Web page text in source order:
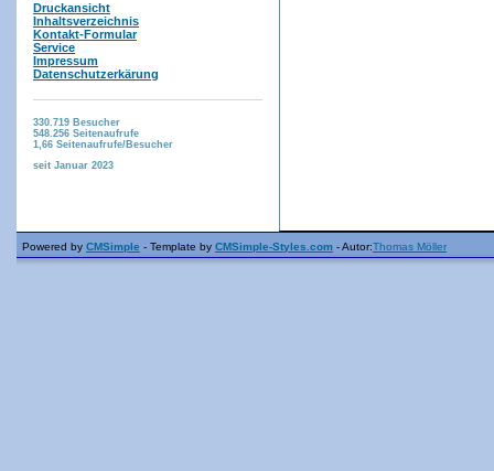
Druckansicht
Inhaltsverzeichnis
Kontakt-Formular
Service
Impressum
Datenschutzerkärung
330.719 Besucher
548.256 Seitenaufrufe
1,66 Seitenaufrufe/Besucher
seit Januar 2023
Powered by CMSimple - Template by CMSimple-Styles.com - Autor:Thomas Möller